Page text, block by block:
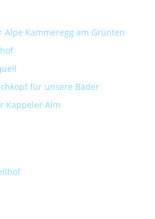
Alpe Kammeregg am Grünten
für unsere Bäder
Kappeler Alm